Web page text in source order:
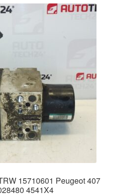
15710601 Peugeot 407
4541X4